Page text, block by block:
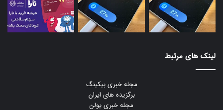
لینک های مرتبط
مجله خبری بیکینگ
برگزیده های ایران
مجله خبری یولن